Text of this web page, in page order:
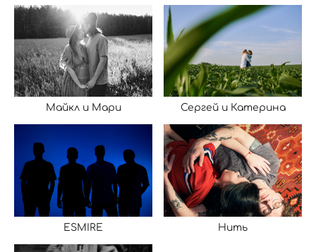
Майкл и Мари Сергей и Катерина
ESMIRE Нить